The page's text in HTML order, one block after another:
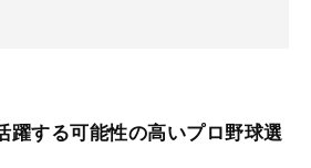
躍する可能性の高いプロ野球選